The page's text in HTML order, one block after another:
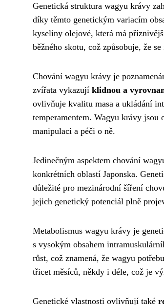
Genetická struktura wagyu krávy
díky těmto genetickým variacím
kyseliny olejové, která má
běžného skotu, což způsobuje, že
Chování wagyu krávy je
zvířata vykazují klidnou a
ovlivňuje kvalitu masa a ukládání
temperamentem. Wagyu krávy jsou
manipulaci a péči o ně.
Jedinečným aspektem chování
konkrétních oblastí Japonska.
důležité pro mezinárodní šíření
jejich genetický potenciál plně
Metabolismus wagyu krávy je
s vysokým obsahem
růst, což znamená, že wagyu
třicet měsíců, někdy i déle, což je
Genetické vlastnosti ovlivňují také